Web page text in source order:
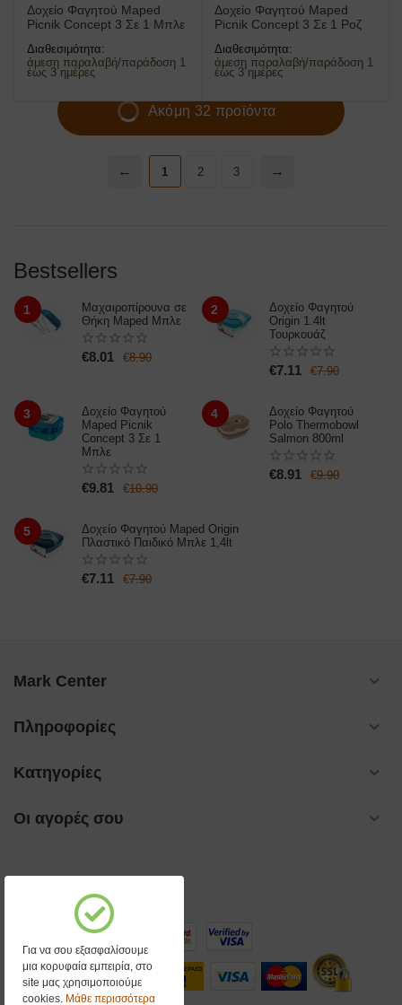
Δοχείο Φαγητού Maped
Picnik Concept 3 Σε 1 Μπλε
Διαθεσιμότητα:
άμεση παραλαβή/παράδοση 1
έως 3 ημέρες
Δοχείο Φαγητού Maped
Picnik Concept 3 Σε 1 Ροζ
Διαθεσιμότητα:
άμεση παραλαβή/παράδοση 1
έως 3 ημέρες
Ακόμη 32 προϊόντα
1 2 3
Bestsellers
1
Μαχαιροπίρουνα σε
Θήκη Maped Μπλε
€8.90
€8.01
2
Δοχείο Φαγητού
Origin 1.4lt
Τουρκουάζ
€7.90
€7.11
3
Δοχείο Φαγητού
Maped Picnik
Concept 3 Σε 1
Μπλε
€10.90
€9.81
4
Δοχείο Φαγητού
Polo Thermobowl
Salmon 800ml
€9.90
€8.91
5
Δοχείο Φαγητoύ Maped Origin
Πλαστικό Παιδικό Μπλε 1,4lt
€7.90
€7.11
Mark Center
Πληροφορίες
Κατηγορίες
Οι αγορές σου
Για να σου εξασφαλίσουμε
μια κορυφαία εμπειρία, στο
site μας χρησιμοποιούμε
cookies. Μάθε περισσότερα